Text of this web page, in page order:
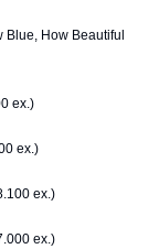
Blue, How Beautiful
ex.)
ex.)
ex.)
ex.)